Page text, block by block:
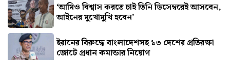
‘আমিও বিশ্বাস করতে চাই তিনি ডিসেম্বরেই আসবেন,
আইনের মুখোমুখি হবেন’
ইরানের বিরুদ্ধে বাংলাদেশসহ ১৩ দেশের প্রতিরক্ষা
জোটে প্রধান কমান্ডার নিয়োগ